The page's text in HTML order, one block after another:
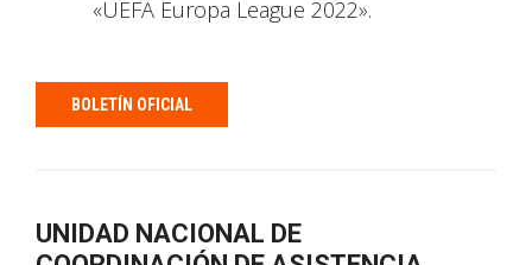
«UEFA Europa League 2022».
BOLETÍN OFICIAL
UNIDAD NACIONAL DE